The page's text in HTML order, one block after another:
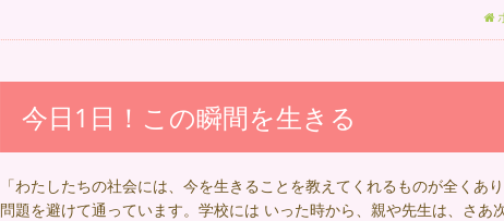
今日1日！この瞬間を生きる
「わたしたちの社会には、今を生きることを教えてくれるものが全くあ
問題を避けて通っています。学校には いった時から、親や先生は、さあ